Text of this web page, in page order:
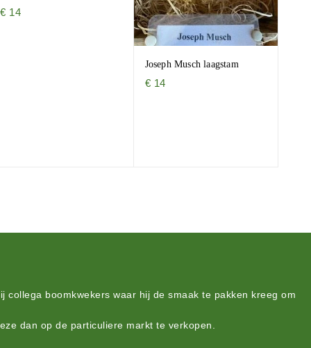
€ 14
Joseph Musch laagstam
€ 14
boomkwekers waar hij de smaak te pakken kreeg om
dan op de particuliere markt te verkopen.